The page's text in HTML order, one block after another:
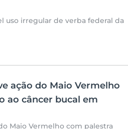
uso irregular de verba federal da
ação do Maio Vermelho
ao câncer bucal em
Maio Vermelho com palestra